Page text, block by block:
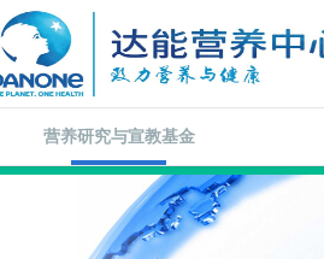
营养研究与宣教基金